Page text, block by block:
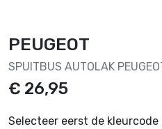
PEUGEOT
SPUITBUS AUTOLAK
€ 26,95
Selecteer eerst de